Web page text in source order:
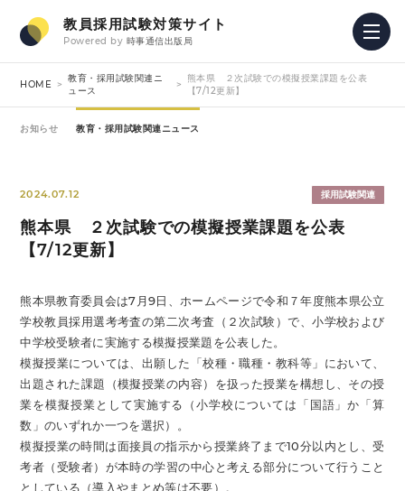
教員採用試験対策サイト
Powered by 時事通信出版局
HOME
教育・採用試験関連ニ
ュース
熊本県 ２次試験での模擬授業課題を公表
【7/12更新】
お知らせ 教育・採用試験関連ニュース
2024.07.12 採用試験関連
熊本県 ２次試験での模擬授業課題を公表
【7/12更新】
熊本県教育委員会は7月9日、ホームページで令和７年度熊本県公立
学校教員採用選考考査の第二次考査（２次試験）で、小学校および
中学校受験者に実施する模擬授業題を公表した。
模擬授業については、出願した「校種・職種・教科等」において、
出題された課題（模擬授業の内容）を扱った授業を構想し、その授
業を模擬授業として実施する（小学校については「国語」か「算
数」のいずれか一つを選択）。
模擬授業の時間は面接員の指示から授業終了まで10分以内とし、受
考者（受験者）が本時の学習の中心と考える部分について行うこと
としている（導入やまとめ等は不要）。